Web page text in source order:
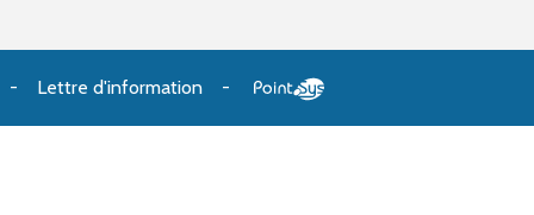
Lettre d'information